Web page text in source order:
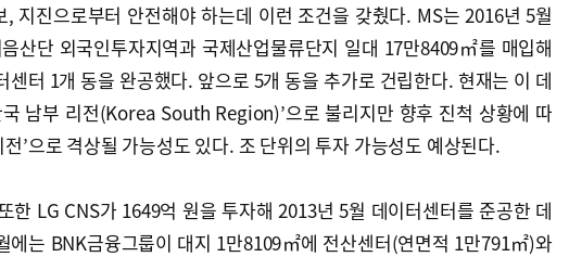
, 지진으로부터 안전해야 하는데 이런 조건을 갖췄다. MS는 2016년 5월
산단 외국인투자지역과 국제산업물류단지 일대 17만8409㎡를 매입해
센터 1개 동을 완공했다. 앞으로 5개 동을 추가로 건립한다. 현재는 이 데
국 남부 리전(Korea South Region)’으로 불리지만 향후 진척 상황에 따
전’으로 격상될 가능성도 있다. 조 단위의 투자 가능성도 예상된다.
한 LG CNS가 1649억 원을 투자해 2013년 5월 데이터센터를 준공한 데
에는 BNK금융그룹이 대지 1만8109㎡에 전산센터(연면적 1만791㎡)와